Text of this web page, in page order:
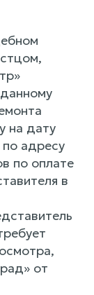
на дату
адресу
по оплате
в
от